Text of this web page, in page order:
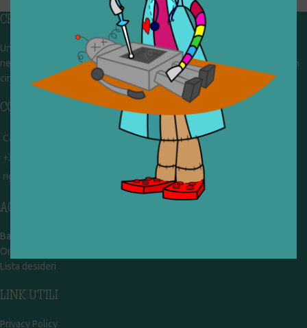
CHI SIAMO
Un gruppo di volontari che sognano di diventare un centro del riuso e
nel frattempo ricevono in dono giocattoli, li riparano e li reimmettono in
circolazione. Operiamo per un'economia civile, circolare e sostenibile.
CONTATTI
Campobasso - via Garibaldi 51
+39 328 767 9587
rigiocattolocb@gmail.com
ACCOUNT
Bacheca
Ordini
Lista desideri
LINK UTILI
Privacy Policy